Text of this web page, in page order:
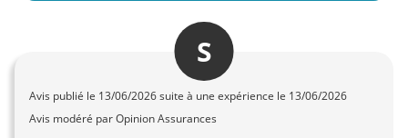
S
Avis publié le 13/06/2026suite à une expérience le 13/06/2026
Avis modéré par Opinion Assurances